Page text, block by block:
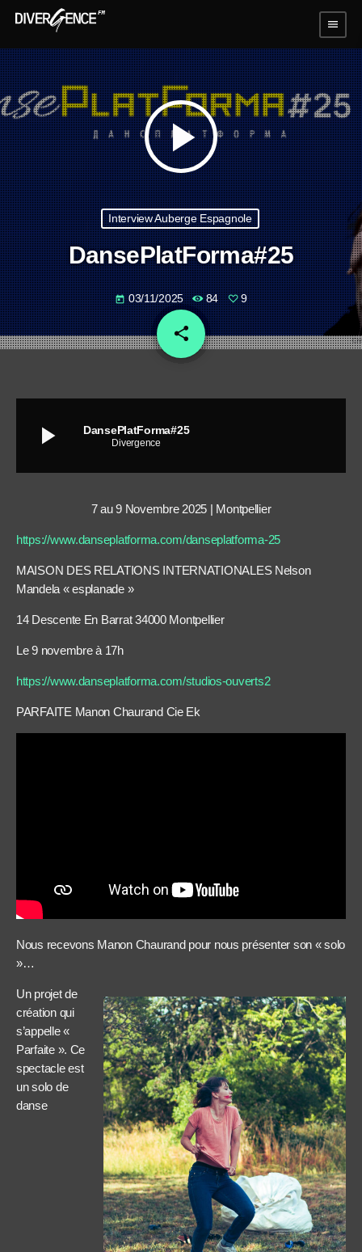
menu
play_arrow
Interview Auberge Espagnole
DansePlatForma#25
today 03/11/2025 84 9
share
email
play_arrow DansePlatForma#25
Divergence
7 au 9 Novembre 2025 | Montpellier
https://www.danseplatforma.com/danseplatforma-25
MAISON DES RELATIONS INTERNATIONALES Nelson
Mandela « esplanade »
14 Descente En Barrat 34000 Montpellier
Le 9 novembre à 17h
https://www.danseplatforma.com/studios-ouverts2
PARFAITE Manon Chaurand Cie Ek
Nous recevons Manon Chaurand pour nous présenter son « solo
»…
Un projet de
création qui
s’appelle «
Parfaite ». Ce
spectacle est
un solo de
danse